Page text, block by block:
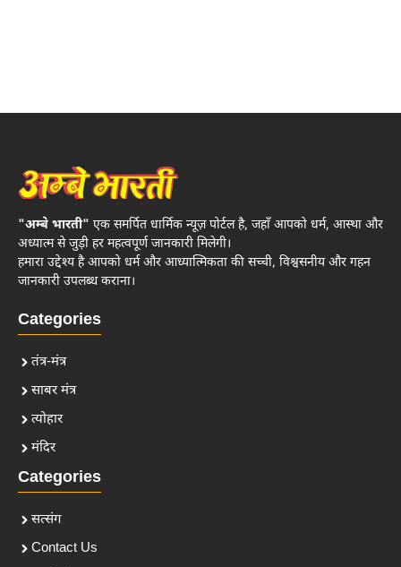
"अम्बे भारती" एक समर्पित धार्मिक न्यूज़ पोर्टल है, जहाँ आपको धर्म, आस्था और
अध्यात्म से जुड़ी हर महत्वपूर्ण जानकारी मिलेगी।
हमारा उद्देश्य है आपको धर्म और आध्यात्मिकता की सच्ची, विश्वसनीय और गहन
जानकारी उपलब्ध कराना।
Categories
तंत्र-मंत्र
साबर मंत्र
त्योहार
मंदिर
Categories
सत्संग
Contact Us